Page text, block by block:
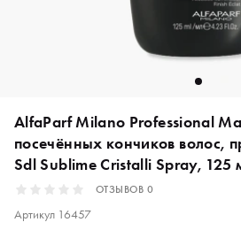
AlfaParf Milano Professional
посечённых кончиков волос,
Sdl Sublime Cristalli Spray, 125
ОТЗЫВОВ 0
Артикул 16457